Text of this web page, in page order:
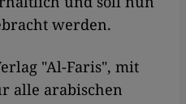
werden.
"Al-Faris", mit
alle arabischen